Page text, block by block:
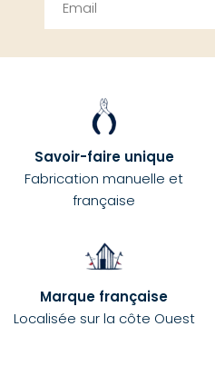
Savoir-faire unique
Fabrication manuelle et
française
Marque française
Localisée sur la côte Ouest